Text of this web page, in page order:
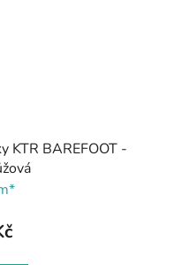
KTR BAREFOOT -